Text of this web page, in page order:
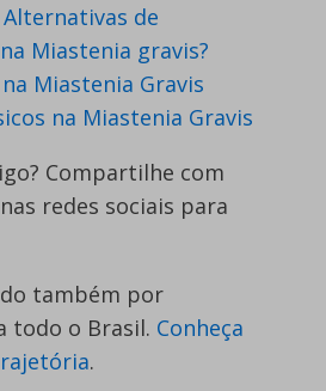
Alternativas de
Miastenia gravis?
Miastenia Gravis
na Miastenia Gravis
Compartilhe com
redes sociais para
também por
todo o Brasil. Conheça
.